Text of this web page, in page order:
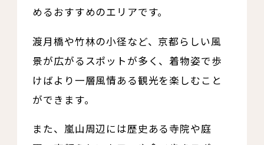
めるおすすめのエリアです。
渡月橋や竹林の小径など、京都らしい風
景が広がるスポットが多く、着物姿で歩
けばより一層風情ある観光を楽しむこと
ができます。
また、嵐山周辺には歴史ある寺院や庭